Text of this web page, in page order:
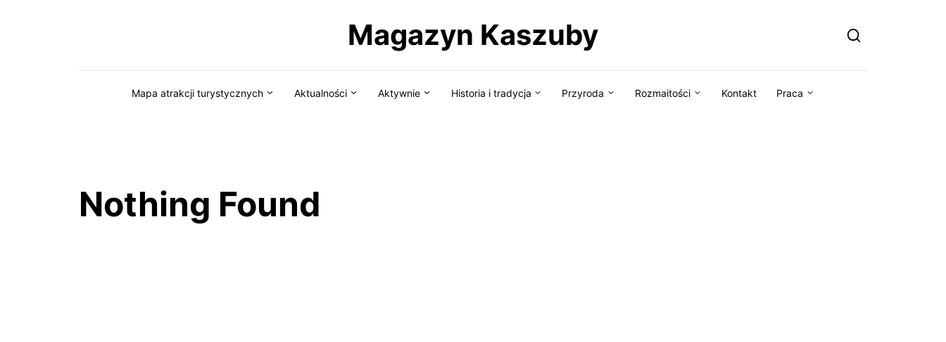
Magazyn Kaszuby
Mapa atrakcji turystycznych Aktualności Aktywnie Historia i tradycja Przyroda Rozmaitości Kontakt Praca
Nothing Found